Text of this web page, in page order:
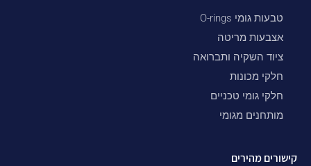
טבעות גומי O-rings
אצבעות מריטה
ציוד השקיה ותברואה
חלקי מכונות
חלקי גומי טכניים
מותחנים מגומי
קישורים מהירים